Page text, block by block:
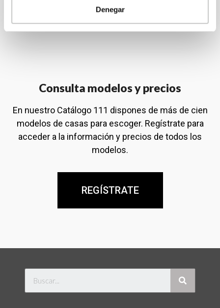
Denegar
Consulta modelos y precios
En nuestro Catálogo 111 dispones de más de cien
modelos de casas para escoger. Regístrate para
acceder a la información y precios de todos los
modelos.
REGÍSTRATE